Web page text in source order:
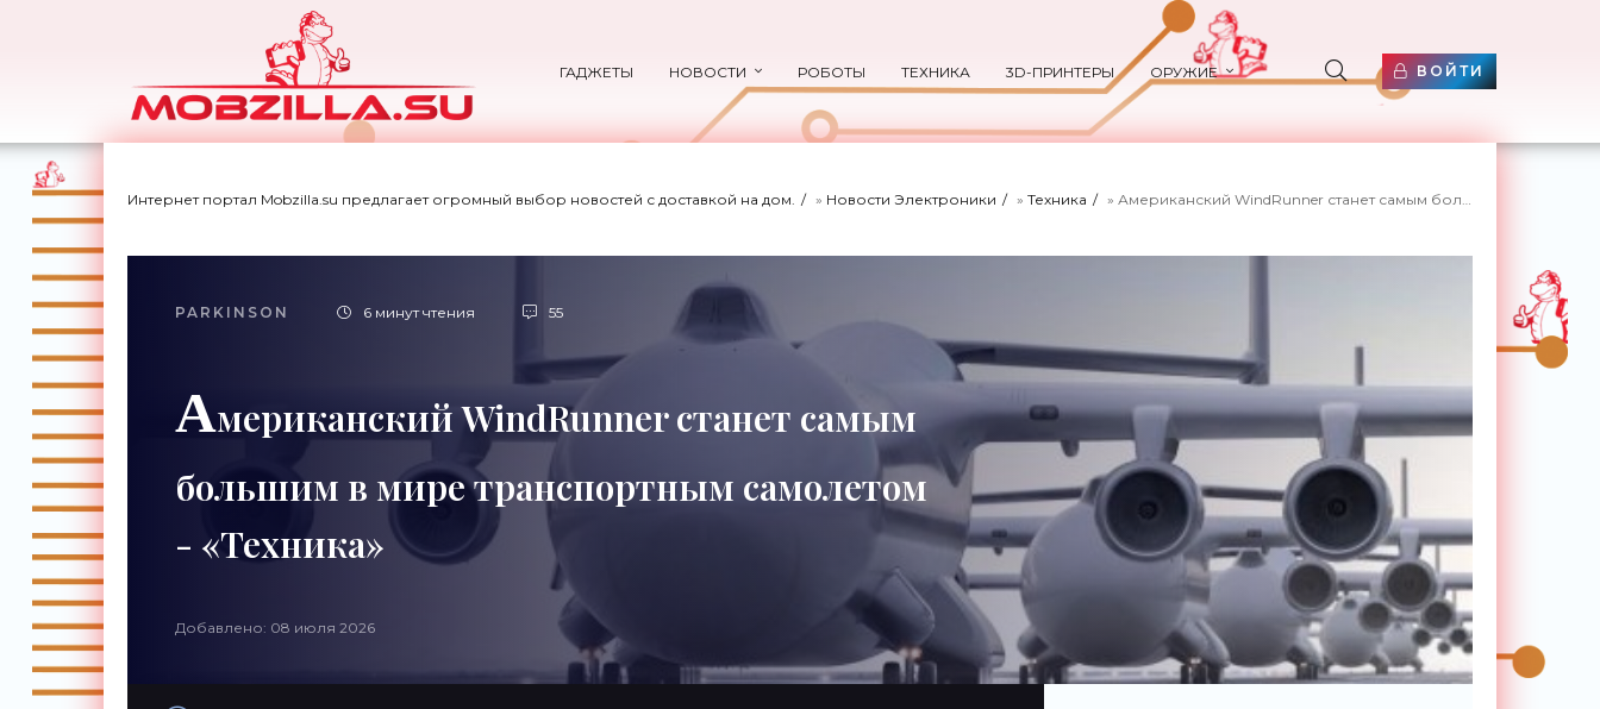
ГАДЖЕТЫ НОВОСТИ РОБОТЫ ТЕХНИКА 3D-ПРИНТЕРЫ ОРУЖИЕ ВОЙТИ
Интернет портал Mobzilla.su предлагает огромный выбор новостей с доставкой на дом. » Новости Электроники » Техника » Американский WindRunner станет самым большим в мире транспортным самолетом - «Техника»
PARKINSON 6 минут чтения 55
Американский WindRunner станет самым
большим в мире транспортным самолетом
- «Техника»
Добавлено: 08 июля 2026